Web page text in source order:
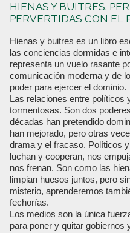
HIENAS Y BUITRES.
PERVERTIDAS CON EL
Hienas y buitres es un libro
las conciencias dormidas e
representa un vuelo rasante
comunicación moderna y de
poder para ejercer el dominio.
Las relaciones entre políticos
tormentosas. Son dos
décadas han pretendido
han mejorado, pero otras
drama y el fracaso. Políticos
luchan y cooperan, nos
nos frenan. Son como las
limpian huesos juntos, pero
misterio, aprenderemos
fechorías.
Los medios son la única
para poner y quitar gobiernos